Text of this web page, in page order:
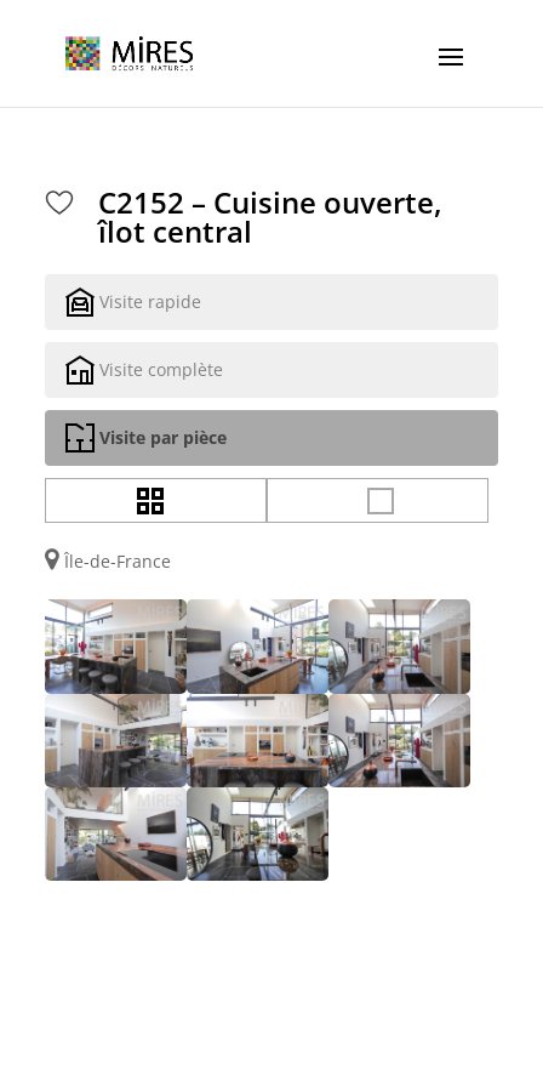
C2152 – Cuisine ouverte,
îlot central
Visite rapide
Visite complète
Visite par pièce
Île-de-France